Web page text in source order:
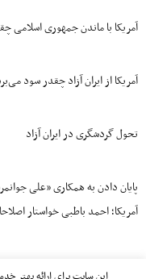
آمریکا با ماندن جمهوری اسلامی
آمریکا از ایران آزاد چقدر سود
تحول گردشگری در ایران آزاد
پایان دادن به همکاری «علی
آمریکا؛ احمد باطبی خواستار